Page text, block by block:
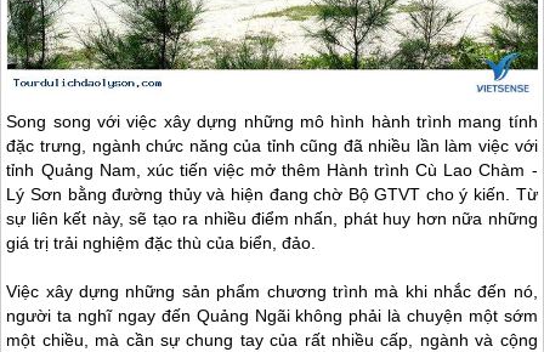
Song song với việc xây dựng những mô hình hành trình mang tính
đặc trưng, ngành chức năng của tỉnh cũng đã nhiều lần làm việc với
tỉnh Quảng Nam, xúc tiến việc mở thêm Hành trình Cù Lao Chàm -
Lý Sơn bằng đường thủy và hiện đang chờ Bộ GTVT cho ý kiến. Từ
sự liên kết này, sẽ tạo ra nhiều điểm nhấn, phát huy hơn nữa những
giá trị trải nghiệm đặc thù của biển, đảo.
Việc xây dựng những sản phẩm chương trình mà khi nhắc đến nó,
người ta nghĩ ngay đến Quảng Ngãi không phải là chuyện một sớm
một chiều, mà cần sự chung tay của rất nhiều cấp, ngành và cộng